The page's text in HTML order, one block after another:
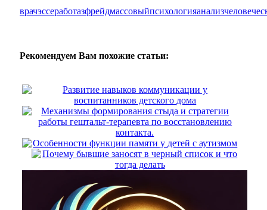
врачэссеработазфрейдмассовыйпсихологияанализ
Рекомендуем Вам похожие статьи:
Развитие навыков коммуникации у
воспитанников детского дома
Механизмы формирования стыда и стратегии
работы гештальт-терапевта по восстановлению
контакта.
Особенности функции памяти у детей с аутизмом
Почему бывшие заносят в черный список и что
тогда делать